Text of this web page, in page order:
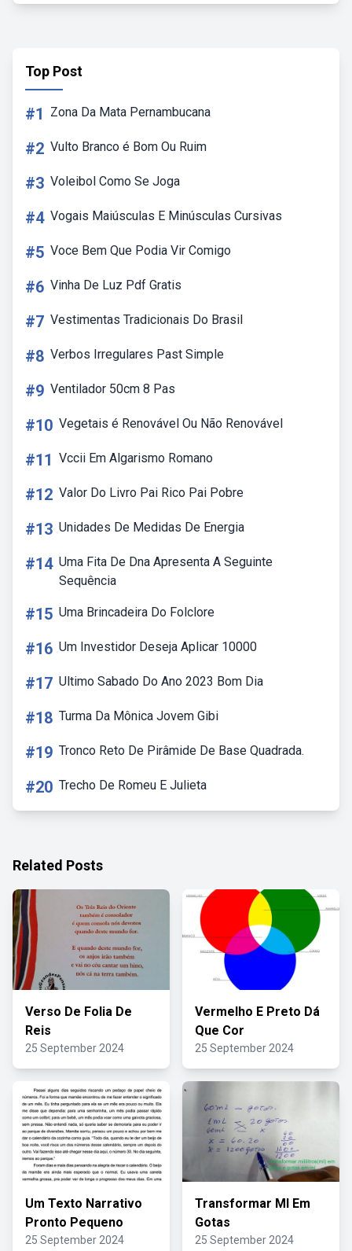
Top Post
#1 Zona Da Mata Pernambucana
#2 Vulto Branco é Bom Ou Ruim
#3 Voleibol Como Se Joga
#4 Vogais Maiúsculas E Minúsculas Cursivas
#5 Voce Bem Que Podia Vir Comigo
#6 Vinha De Luz Pdf Gratis
#7 Vestimentas Tradicionais Do Brasil
#8 Verbos Irregulares Past Simple
#9 Ventilador 50cm 8 Pas
#10 Vegetais é Renovável Ou Não Renovável
#11 Vccii Em Algarismo Romano
#12 Valor Do Livro Pai Rico Pai Pobre
#13 Unidades De Medidas De Energia
#14 Uma Fita De Dna Apresenta A Seguinte
Sequência
#15 Uma Brincadeira Do Folclore
#16 Um Investidor Deseja Aplicar 10000
#17 Ultimo Sabado Do Ano 2023 Bom Dia
#18 Turma Da Mônica Jovem Gibi
#19 Tronco Reto De Pirâmide De Base Quadrada.
#20 Trecho De Romeu E Julieta
Related Posts
Verso De Folia De
Reis
25 September 2024
Vermelho E Preto Dá
Que Cor
25 September 2024
Um Texto Narrativo
Pronto Pequeno
25 September 2024
Transformar Ml Em
Gotas
25 September 2024